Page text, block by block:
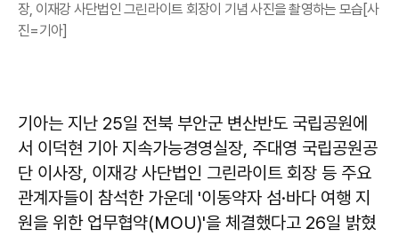
장, 이재강 사단법인 그린라이트 회장이 기념 사진을 촬영하는 모습[사
진=기아]
기아는 지난 25일 전북 부안군 변산반도 국립공원에
서 이덕현 기아 지속가능경영실장, 주대영 국립공원공
단 이사장, 이재강 사단법인 그린라이트 회장 등 주요
관계자들이 참석한 가운데 '이동약자 섬·바다 여행 지
원을 위한 업무협약(MOU)'을 체결했다고 26일 밝혔